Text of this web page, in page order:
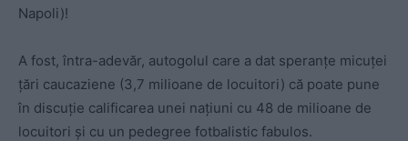
Napoli)!
A fost, întra-adevăr, autogolul care a dat speranțe micuței
țări caucaziene (3,7 milioane de locuitori) că poate pune
în discuție calificarea unei națiuni cu 48 de milioane de
locuitori și cu un pedegree fotbalistic fabulos.